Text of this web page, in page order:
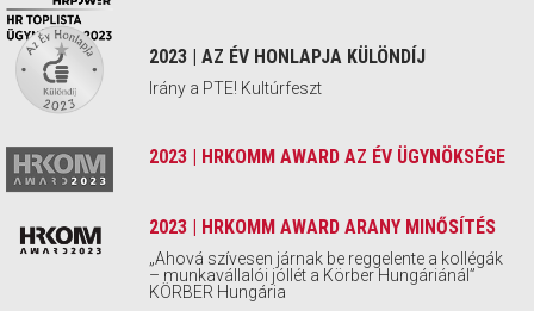
2023 | AZ ÉV HONLAPJA KÜLÖNDÍJ
Irány a PTE! Kultúrfeszt
2023 | HRKOMM AWARD AZ ÉV ÜGYNÖKSÉGE
2023 | HRKOMM AWARD ARANY MINŐSÍTÉS
„Ahová szívesen járnak be reggelente a kollégák
– munkavállalói jóllét a Körber Hungáriánál”
KÖRBER Hungária